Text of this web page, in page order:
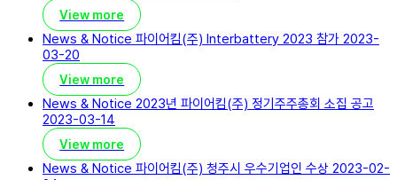
View more
News & Notice 파이어킴(주) Interbattery 2023 참가 2023-
03-20
View more
News & Notice 2023년 파이어킴(주) 정기주주총회 소집 공고
2023-03-14
View more
News & Notice 파이어킴(주) 청주시 우수기업인 수상 2023-02-